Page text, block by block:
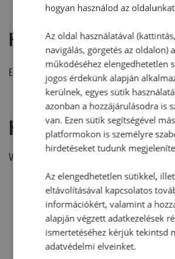
Hozzászólások
Ehhez a recepthez még nem érkezett
Hozzászólás írása
Vélemény írásához, kérjük, jelentkezz be!
hogyan használod az
Az oldal használatával (kattintás,
navigálás, görgetés az oldalon)
működéséhez elengedhetetlen
jogos érdekünk alapján
kerülnek, egyes sütik
azonban a hozzájárulásodra is
van. Ezen sütik segítségével más
platformokon is személyre
hirdetéseket tudunk
Az elengedhetetlen sütikkel,
eltávolításával kapcsolatos
információkért, valamint a
alapján végzett adatkezelések
ismertetéséhez kérjük tekintsd
adatvédelmi elveinket.